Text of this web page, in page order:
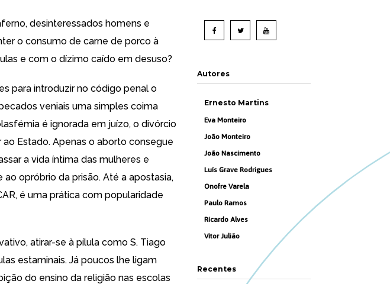
desinteressados homens e
o consumo de carne de porco à
e com o dízimo caído em desuso?
para introduzir no código penal o
veniais uma simples coima
é ignorada em juízo, o divórcio
Estado. Apenas o aborto consegue
a vida íntima das mulheres e
opróbrio da prisão. Até a apostasia,
é uma prática com popularidade
atirar-se à pílula como S. Tiago
estaminais. Já poucos lhe ligam
do ensino da religião nas escolas
Autores
Ernesto Martins
Eva Monteiro
João Monteiro
João Nascimento
Luís Grave Rodrigues
Onofre Varela
Paulo Ramos
Ricardo Alves
Vítor Julião
Recentes